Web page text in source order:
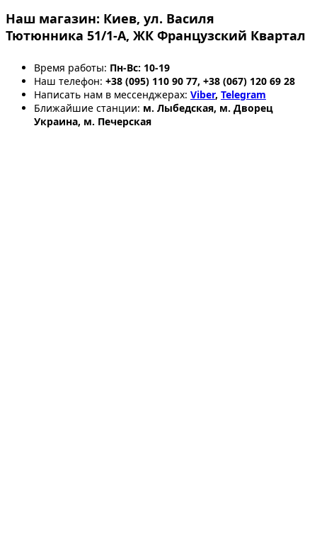
Наш магазин: Киев, ул. Василя
Тютюнника 51/1-А, ЖК Французский Квартал
Время работы: Пн-Вс: 10-19
Наш телефон: +38 (095) 110 90 77, +38 (067) 120 69 28
Написать нам в мессенджерах: Viber, Telegram
Ближайшие станции: м. Лыбедская, м. Дворец
Украина, м. Печерская